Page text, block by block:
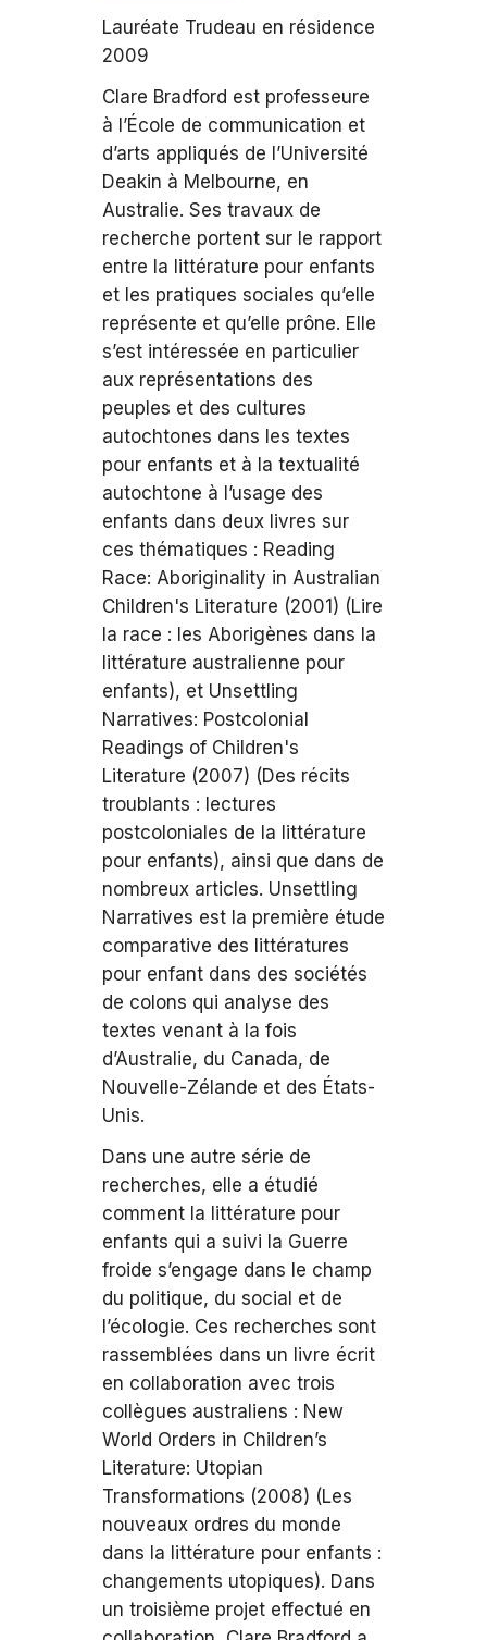
Lauréate Trudeau en résidence
2009
Clare Bradford est professeure
à l’École de communication et
d’arts appliqués de l’Université
Deakin à Melbourne, en
Australie. Ses travaux de
recherche portent sur le rapport
entre la littérature pour enfants
et les pratiques sociales qu’elle
représente et qu’elle prône. Elle
s’est intéressée en particulier
aux représentations des
peuples et des cultures
autochtones dans les textes
pour enfants et à la textualité
autochtone à l’usage des
enfants dans deux livres sur
ces thématiques : Reading
Race: Aboriginality in Australian
Children's Literature (2001) (Lire
la race : les Aborigènes dans la
littérature australienne pour
enfants), et Unsettling
Narratives: Postcolonial
Readings of Children's
Literature (2007) (Des récits
troublants : lectures
postcoloniales de la littérature
pour enfants), ainsi que dans de
nombreux articles. Unsettling
Narratives est la première étude
comparative des littératures
pour enfant dans des sociétés
de colons qui analyse des
textes venant à la fois
d’Australie, du Canada, de
Nouvelle-Zélande et des États-
Unis.
Dans une autre série de
recherches, elle a étudié
comment la littérature pour
enfants qui a suivi la Guerre
froide s’engage dans le champ
du politique, du social et de
l’écologie. Ces recherches sont
rassemblées dans un livre écrit
en collaboration avec trois
collègues australiens : New
World Orders in Children’s
Literature: Utopian
Transformations (2008) (Les
nouveaux ordres du monde
dans la littérature pour enfants :
changements utopiques). Dans
un troisième projet effectué en